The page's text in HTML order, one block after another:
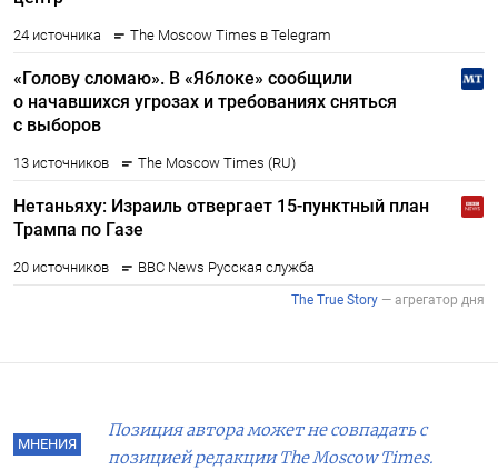
МНЕНИЯ
Позиция автора может не совпадать с
позицией редакции The Moscow Times.